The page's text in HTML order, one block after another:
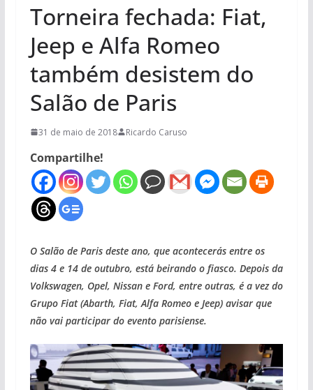
Torneira fechada: Fiat,
Jeep e Alfa Romeo
também desistem do
Salão de Paris
31 de maio de 2018 Ricardo Caruso
Compartilhe!
O Salão de Paris deste ano, que acontecerás entre os
dias 4 e 14 de outubro, está beirando o fiasco. Depois da
Volkswagen, Opel, Nissan e Ford, entre outras, é a vez do
Grupo Fiat (Abarth, Fiat, Alfa Romeo e Jeep) avisar que
não vai participar do evento parisiense.